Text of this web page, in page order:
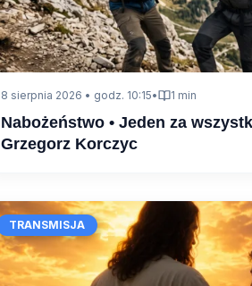
8 sierpnia 2026 • godz. 10:15• 1 min
Nabożeństwo • Jeden za
Grzegorz Korczyc
TRANSMISJA